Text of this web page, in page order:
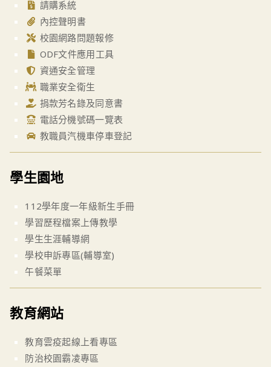
請購系統
內控聲明書
校園網路問題報修
ODF文件應用工具
資通安全管理
職業安全衛生
捐款芳名錄及同意書
電話分機號碼一覽表
教職員汽機車停車登記
學生園地
112學年度一年級新生手冊
學習歷程檔案上傳教學
學生生涯輔導網
學校申訴專區(輔導室)
午餐菜單
教育網站
教育雲疫起線上看專區
防治校園霸凌專區